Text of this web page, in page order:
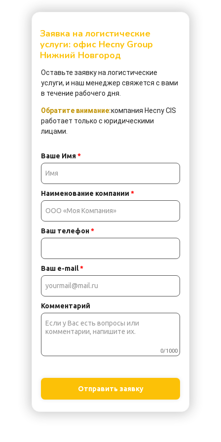
Заявка на логистические
услуги: офис Hecny Group
Нижний Новгород
Оставьте заявку на логистические
услуги, и наш менеджер свяжется с вами
в течение рабочего дня.
Обратите внимание:компания Hecny CIS
работает только с юридическими
лицами.
Ваше Имя*
Наименование компании *
Ваш телефон*
Ваш e-mail*
Комментарий
0/1000
Отправить заявку